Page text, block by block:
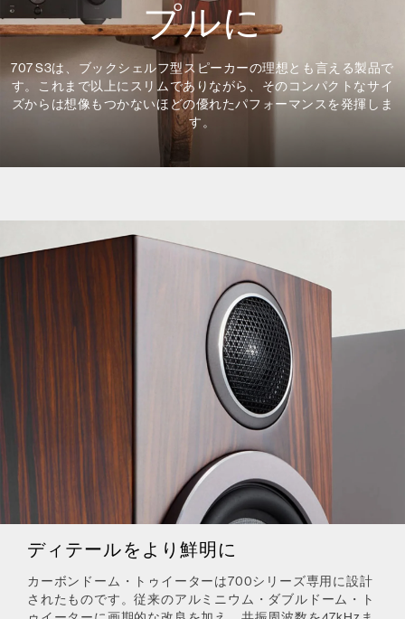
プルに
707 S3は、ブックシェルフ型スピーカーの理想とも言える製品で
す。これまで以上にスリムでありながら、そのコンパクトなサイ
ズからは想像もつかないほどの優れたパフォーマンスを発揮しま
す。
ディテールをより鮮明に
カーボンドーム・トゥイーターは700シリーズ専用に設計
されたものです。従来のアルミニウム・ダブルドーム・ト